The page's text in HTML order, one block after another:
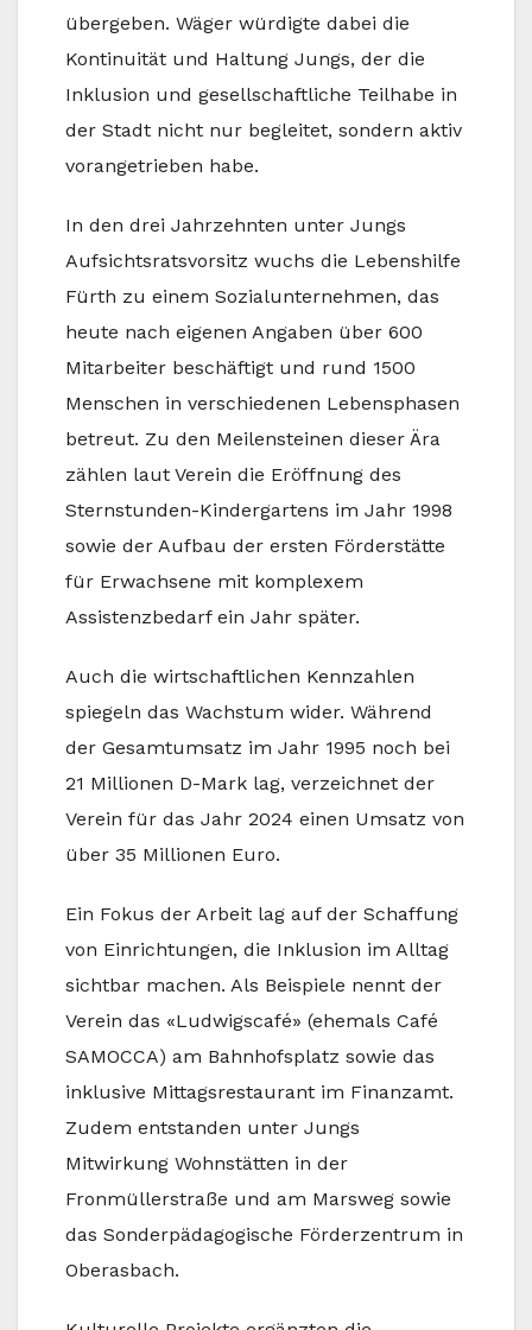
übergeben. Wäger würdigte dabei die
Kontinuität und Haltung Jungs, der die
Inklusion und gesellschaftliche Teilhabe in
der Stadt nicht nur begleitet, sondern aktiv
vorangetrieben habe.
In den drei Jahrzehnten unter Jungs
Aufsichtsratsvorsitz wuchs die Lebenshilfe
Fürth zu einem Sozialunternehmen, das
heute nach eigenen Angaben über 600
Mitarbeiter beschäftigt und rund 1500
Menschen in verschiedenen Lebensphasen
betreut. Zu den Meilensteinen dieser Ära
zählen laut Verein die Eröffnung des
Sternstunden-Kindergartens im Jahr 1998
sowie der Aufbau der ersten Förderstätte
für Erwachsene mit komplexem
Assistenzbedarf ein Jahr später.
Auch die wirtschaftlichen Kennzahlen
spiegeln das Wachstum wider. Während
der Gesamtumsatz im Jahr 1995 noch bei
21 Millionen D-Mark lag, verzeichnet der
Verein für das Jahr 2024 einen Umsatz von
über 35 Millionen Euro.
Ein Fokus der Arbeit lag auf der Schaffung
von Einrichtungen, die Inklusion im Alltag
sichtbar machen. Als Beispiele nennt der
Verein das «Ludwigscafé» (ehemals Café
SAMOCCA) am Bahnhofsplatz sowie das
inklusive Mittagsrestaurant im Finanzamt.
Zudem entstanden unter Jungs
Mitwirkung Wohnstätten in der
Fronmüllerstraße und am Marsweg sowie
das Sonderpädagogische Förderzentrum in
Oberasbach.